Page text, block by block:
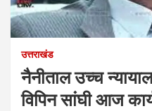
उत्तराखंड
नैनीताल उच्च
विपिन सांघी आज